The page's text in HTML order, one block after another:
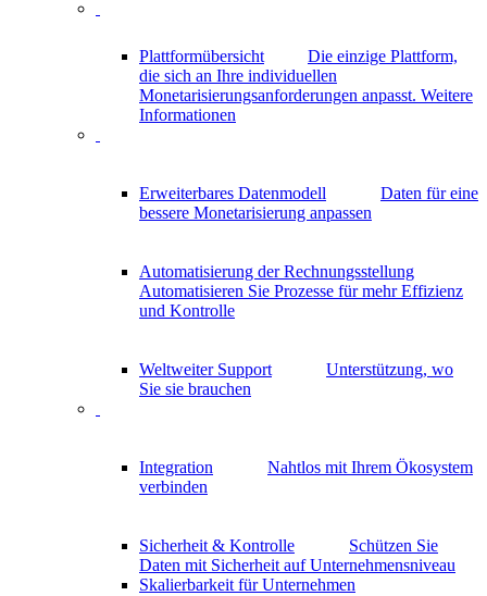
Plattformübersicht
Die einzige Plattform,
die sich an Ihre individuellen
Monetarisierungsanforderungen anpasst. Weitere
Informationen
Erweiterbares Datenmodell
Daten für eine
bessere Monetarisierung anpassen
Automatisierung der Rechnungsstellung
Automatisieren Sie Prozesse für mehr Effizienz
und Kontrolle
Weltweiter Support
Unterstützung, wo
Sie sie brauchen
Integration
Nahtlos mit Ihrem Ökosystem
verbinden
Sicherheit & Kontrolle
Schützen Sie
Daten mit Sicherheit auf Unternehmensniveau
Skalierbarkeit für Unternehmen